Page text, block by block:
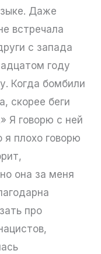
Даже
встречала
с запада
году
Когда бомбили
скорее беги
Я говорю с ней
я плохо говорю
она за меня
про